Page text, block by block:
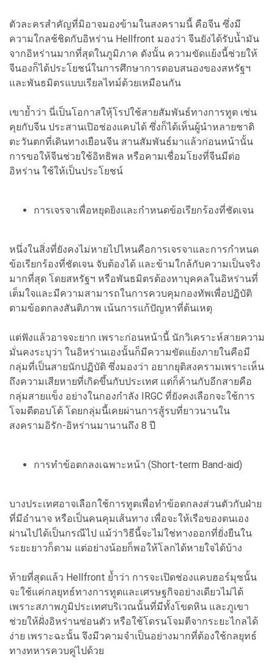
ตัวละครสำคัญที่มิอาจมองข้ามในสงครามนี้ คือจีน ซึ่งมี
ความใกลช้ชิดกับอิหร่าน Hellfront มองว่า จีนยังได้รับน้ำมัน
จากอิหร่านมากที่สุดในภูมิภาค ดังนั้น ความขัดแย้งนี้ช่วยให้
จีนองก็ได้ประโยชน์ในการศึกษาการตอบสนองของสหรัฐฯ
และพันธมิตรแบบเรียลไทม์ด้วยเหมือนกัน
เขาย้ำว่า นี่เป็นโอกาสใหุ้โรปใช้สายสัมพันธ์ทางการทูต เช่น
คุยกับจีน ประสานเปิอช่องแคบได้ ซึ่งก็ได้เห็นผู้นำหลายชาติ
ตะวันตกที่เดินทางเยือนจีน สานสัมพันธ์มาแล้วก่อนหน้านั้น
การขอให้จีนช่วยใช้อิทธิพล หรือคามเชื่อมโยงที่จีนมีต่อ
อิหร่าน ใช้ให้เป็นประโยชน์
การเจรจาเพื่อหยุดยิงและกำหนดข้อเรียกร้องที่ชัดเจน
หนึ่งในสิ่งที่ยังคงไม่หายไปไหนคือการเจรจาและการกำหนด
ข้อเรียกร้องที่ชัดเจน จับต้องได้ และข้ามใกล้กับความเป็นจริง
มากที่สุด โดยสหรัฐฯ หรือพันธมิตรต้องหาบุคคลในอิหร่านที่
เต็มใจและมีความสามารถในการควบคุมกองทัพเพื่อปฏิบัติ
ตามข้อตกลงสันติภาพ เน้นการแก้ปัญหาที่ต้นเหตุ
แต่ฟังแล้วอาจจะยาก เพราะก่อนหน้านี้ นักวิเคราะห์สายความ
มั่นคงระบุว่า ในอิหร่านเองนั้นก็มีความขัดแย้งภายในคือมี
กลุ่มที่เป็นสายนักปฏิบัติ ซึ่งมองว่า อยากยุติสงครามเพราะเห็น
ถึงความเสียหายที่เกิดขึ้นกับประเทศ แต่ก็ค้านกับอีกสายคือ
กลุ่มสายแข็ง อย่างในกองกำลัง IRGC ที่ยังคงเลือกจะใช้การ
โจมตีตอบโต้ โดยกลุ่มนี้เคยผ่านการสู้รบที่ยาวนานใน
สงครามอิรัก-อิหร่านมานานถึง 8 ปี
การทำข้อตกลงเฉพาะหน้า (Short-term Band-aid)
บางประเทศอาจเลือกใช้การทูตเพื่อทำข้อตกลงส่วนตัวกับฝ่าย
ที่มีอำนาจ หรือเป็นคนคุมเส้นทาง เพื่อจะให้เรือของตนเอง
ผ่านไปได้เป็นกรณีไป แม้ว่าวิธีนี้จะไม่ใช่ทางออกที่ยั่งยืนใน
ระยะยาวก็ตาม แต่อย่างน้อยก็พอให้โลกได้หายใจได้บ้าง
ท้ายที่สุดแล้ว Hellfront ย้ำว่า การจะเปิดช่องแคบฮอร์มุซนั้น
จะใช้แค่กลยุทธ์ทางการทูตและเศรษฐกิจอย่างเดียวไม่ได้
เพราะสภาพภูมิประเทศบริเวณนั้นที่มีทั้งโขดหิน และภูเขา
ช่วยให้ฝั่งอิหร่านซ่อนตัว หรือใช้โดรนโจมตีจากระยะไกลได้
ง่าย เพราะฉะนั้น จึงมีวคามจำเป็นอย่างมากที่ต้องใช้กลยุทธ์
ทางทหารควบคู่ไปด้วย